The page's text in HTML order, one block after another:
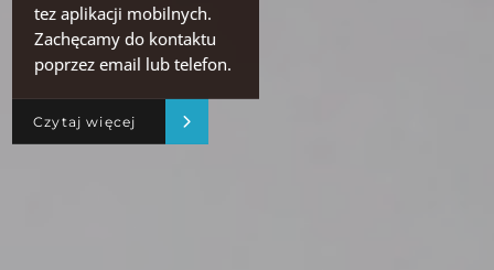
tez aplikacji mobilnych.
Zachęcamy do kontaktu
poprzez email lub telefon.
Czytaj więcej